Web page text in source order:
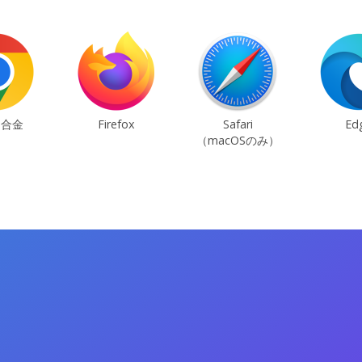
金 Firefox
Safari
（macOSのみ）